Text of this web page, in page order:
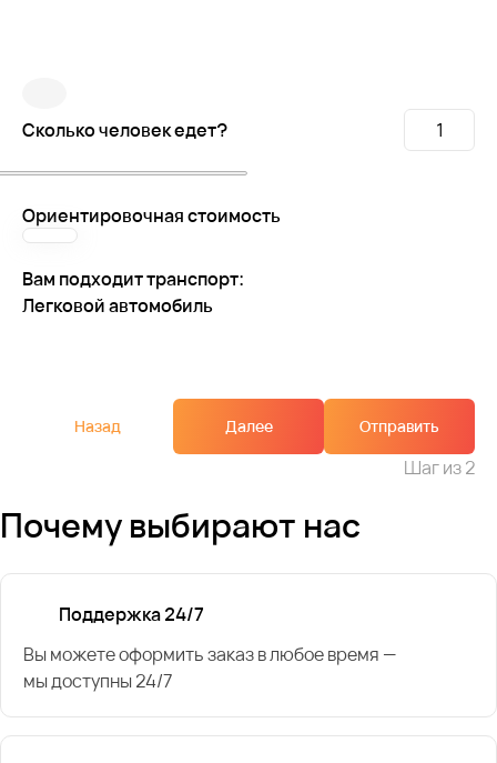
Сколько человек едет?
Ориентировочная стоимость
Вам подходит транспорт:
Легковой автомобиль
Назад Далее Отправить
Шагиз 2
Почему выбирают нас
Поддержка 24/7
Вы можете оформить заказ в любое время —
мы доступны 24/7